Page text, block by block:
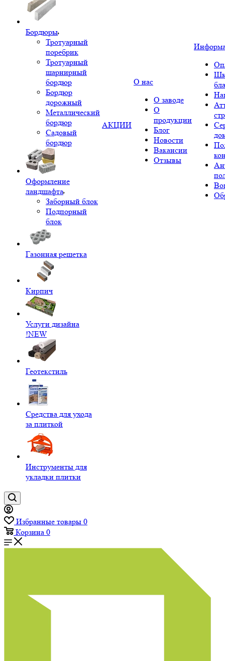
Бордюры
Тротуарный
поребрик
Тротуарный
шарнирный
бордюр
Бордюр
дорожный
Металлический
бордюр
Садовый
бордюр
Оформление
ландшафта
Заборный блок
Подпорный
блок
Газонная решетка
Кирпич
Услуги дизайна
!NEW
Геотекстиль
Средства для ухода
за плиткой
Инструменты для
укладки плитки
АКЦИИ
О нас
О заводе
О
продукции
Блог
Новости
Вакансии
Отзывы
Избранные товары 0
Корзина 0